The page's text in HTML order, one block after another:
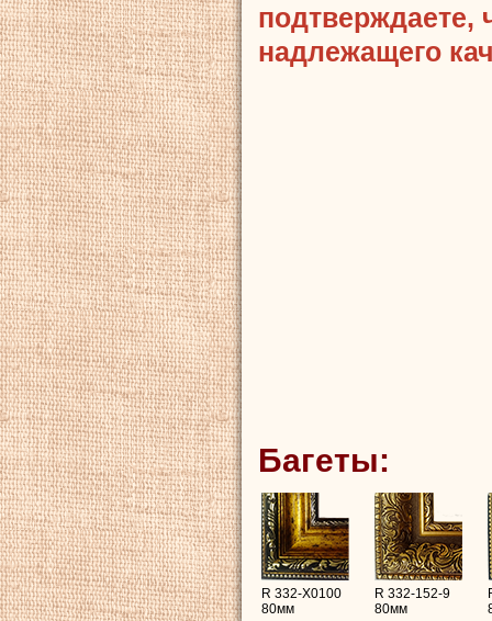
подтверждаете,
надлежащего
Багеты:
R 332-X0100
80мм
R 332-152-9
80мм